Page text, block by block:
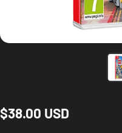
Precio normal
$38.00 USD